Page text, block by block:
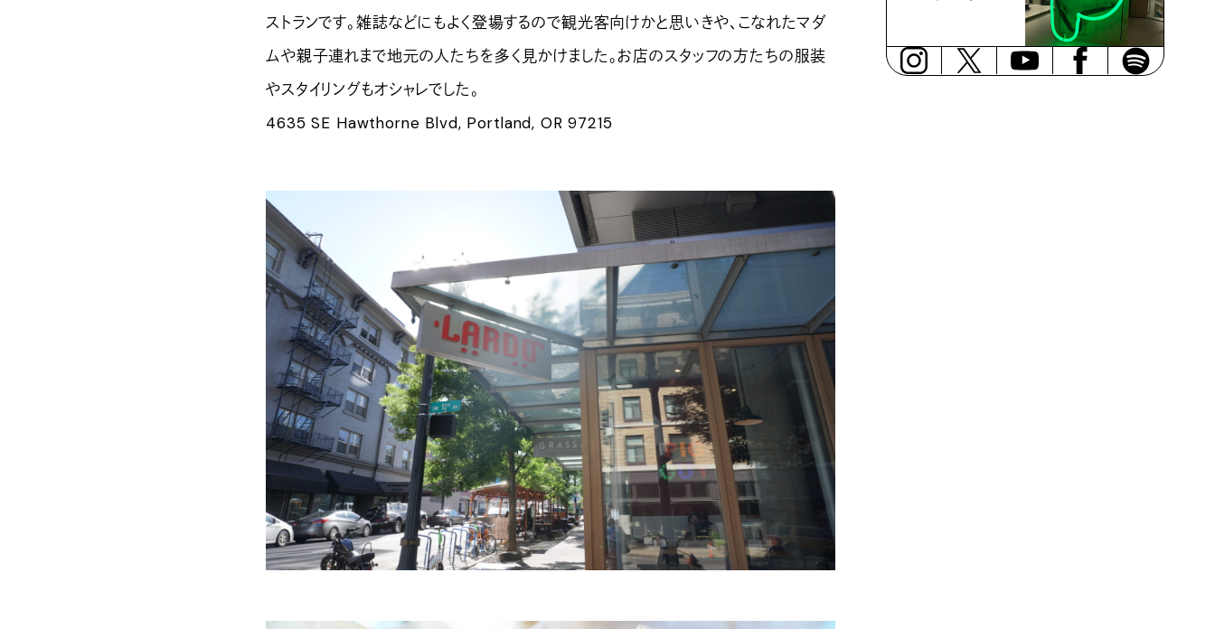
ストランです。雑誌などにもよく登場するので観光客向けかと思いきや、こなれたマダ
ムや親子連れまで地元の人たちを多く見かけました。お店のスタッフの方たちの服装
やスタイリングもオシャレでした。
4635 SE Hawthorne Blvd, Portland, OR 97215